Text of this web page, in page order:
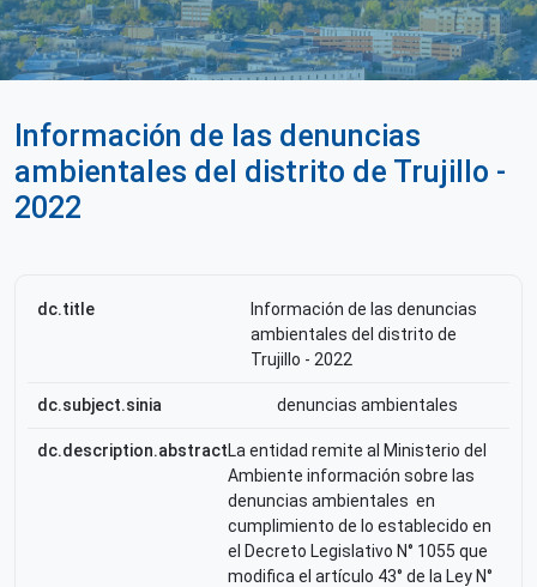
Información de las denuncias
ambientales del distrito de Trujillo -
2022
dc.title
Información de las denuncias
ambientales del distrito de
Trujillo - 2022
dc.subject.sinia denuncias ambientales
dc.description.abstractLa entidad remite al Ministerio del
Ambiente información sobre las
denuncias ambientales en
cumplimiento de lo establecido en
el Decreto Legislativo N° 1055 que
modifica el artículo 43° de la Ley N°